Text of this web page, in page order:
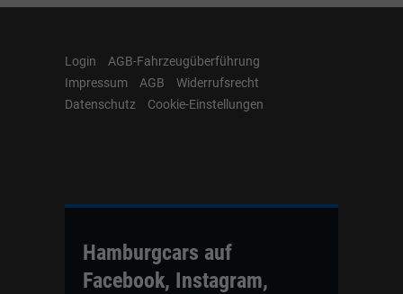
Login
AGB-Fahrzeugüberführung
Impressum
AGB
Widerrufsrecht
Datenschutz
Cookie-Einstellungen
Hamburgcars auf
Facebook, Instagram,